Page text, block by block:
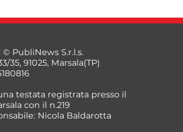
PubliNews S.r.l.s.
35, 91025, Marsala(TP)
testata registrata presso il
con il n.219
Nicola Baldarotta